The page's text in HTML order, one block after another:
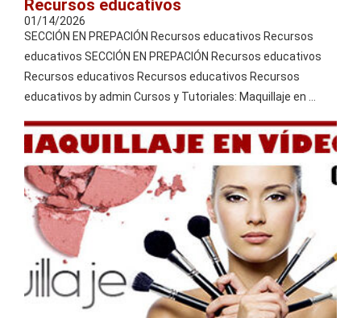
Recursos educativos
01/14/2026
SECCIÓN EN PREPACIÓN Recursos educativos Recursos
educativos SECCIÓN EN PREPACIÓN Recursos educativos
Recursos educativos Recursos educativos Recursos
educativos by admin Cursos y Tutoriales: Maquillaje en …